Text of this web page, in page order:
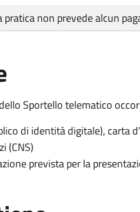
pratica non prevede alcun
Sportello telematico
di identità digitale), carta
(CNS)
prevista per la